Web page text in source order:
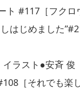
ト #117［フク
しはじめました
ラスト●安斉 俊
［それでも